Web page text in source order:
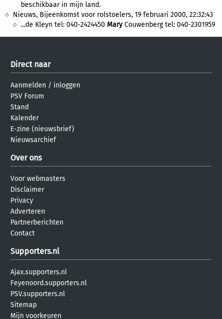
beschikbaar in mijn land.
Nieuws, Bijeenkomst voor rolstoelers, 19 februari 2000, 22:32:43
...de Kleyn tel: 040-2424450 MaryCouwenberg tel: 040-2301959
Direct naar
Aanmelden / inloggen
PSV Forum
Stand
Kalender
E-zine (nieuwsbrief)
Nieuwsarchief
Over ons
Voor webmasters
Disclaimer
Privacy
Adverteren
Partnerberichten
Contact
Supporters.nl
Ajax.supporters.nl
Feyenoord.supporters.nl
PSV.supporters.nl
Sitemap
Mijn voorkeuren